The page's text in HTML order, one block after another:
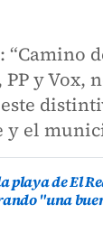
“Camino
y Vox,
y el
playa de El
"una